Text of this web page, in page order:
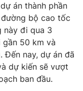
án thành phần
bộ cao tốc
này đi qua 3
gần 50 km và
Đến nay, dự án đã
dự kiến sẽ vượt
ban đầu.